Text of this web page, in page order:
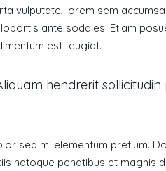
vulputate, lorem sem
ante sodales. Etiam
est feugiat.
hendrerit sollicitudin
sed mi elementum pretium.
natoque penatibus et magnis